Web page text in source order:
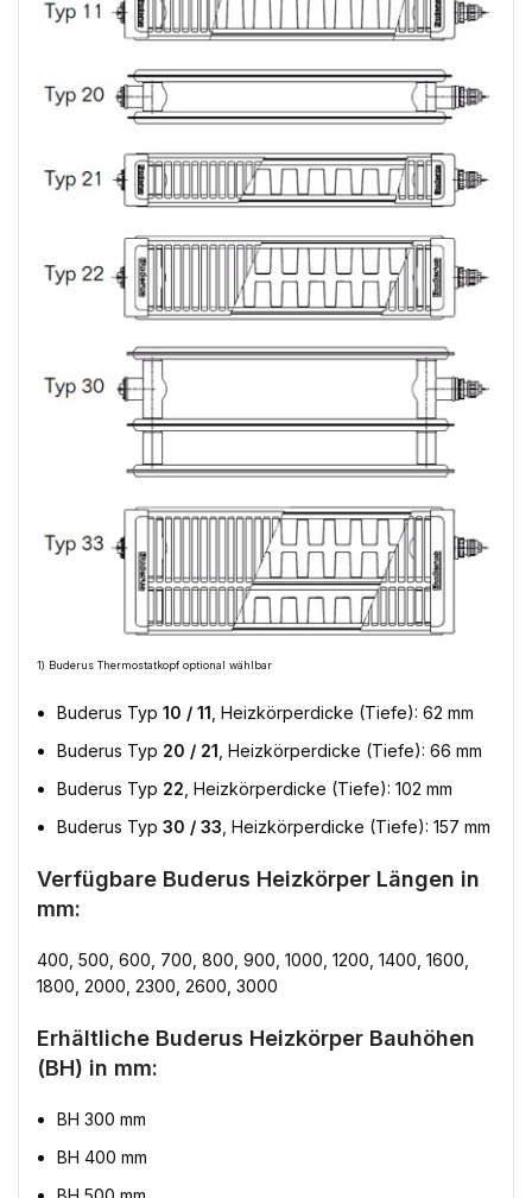
1) Buderus Thermostatkopf optional wählbar
Buderus Typ 10 / 11 , Heizkörperdicke (Tiefe): 62 mm
Buderus Typ 20 / 21 , Heizkörperdicke (Tiefe): 66 mm
Buderus Typ 22 , Heizkörperdicke (Tiefe): 102 mm
Buderus Typ 30 / 33 , Heizkörperdicke (Tiefe): 157 mm
Verfügbare Buderus Heizkörper Längen in
mm:
400, 500, 600, 700, 800, 900, 1000, 1200, 1400, 1600,
1800, 2000, 2300, 2600, 3000
Erhältliche Buderus Heizkörper Bauhöhen
(BH) in mm:
BH 300 mm
BH 400 mm